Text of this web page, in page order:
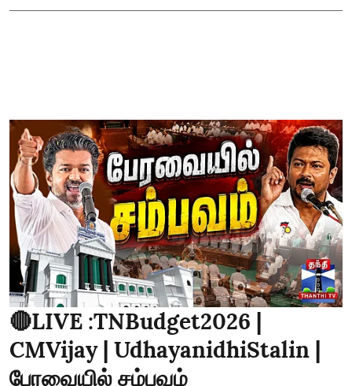
🔴LIVE :TNBudget2026 |
CMVijay | UdhayanidhiStalin |
பேரவையில் சம்பவம்